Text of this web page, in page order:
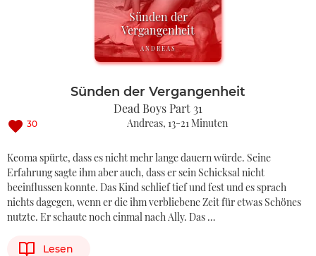
Sünden der
Vergangenheit
ANDREAS
Sünden der Vergangenheit
Dead Boys Part 31
30 Andreas 13-21 Minuten
Keoma spürte, dass es nicht mehr lange dauern würde. Seine
Erfahrung sagte ihm aber auch, dass er sein Schicksal nicht
beeinflussen konnte. Das Kind schlief tief und fest und es sprach
nichts dagegen, wenn er die ihm verbliebene Zeit für etwas Schönes
nutzte. Er schaute noch einmal nach Ally. Das …
Lesen